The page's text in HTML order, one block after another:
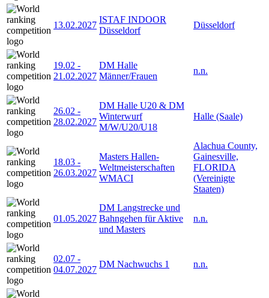
13.02.2027
ISTAF INDOOR
Düsseldorf
Düsseldorf
19.02 -
21.02.2027
DM Halle
Männer/Frauen
n.n.
26.02 -
28.02.2027
DM Halle U20 & DM
Winterwurf
M/W/U20/U18
Halle (Saale)
18.03 -
26.03.2027
Masters Hallen-
Weltmeisterschaften
WMACI
Alachua County,
Gainesville,
FLORIDA
(Vereinigte
Staaten)
01.05.2027
DM Langstrecke und
Bahngehen für Aktive
und Masters
n.n.
02.07 -
04.07.2027
DM Nachwuchs 1 n.n.